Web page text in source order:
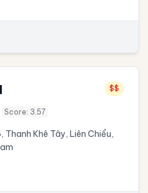
$$
Score: 3.57
Thanh Khê Tây, Liên Chiểu,